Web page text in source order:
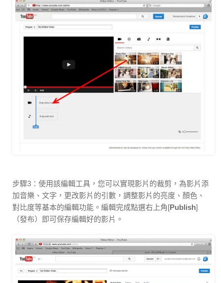
步驟3：使用該編輯工具，您可以實現影片的裁剪，為影片添
加音樂、文字，更改影片的引數，調整影片的亮度、顏色、
對比度等基本的編輯功能。編輯完成點選右上角[Publish]
（發布）即可保存編輯好的影片。